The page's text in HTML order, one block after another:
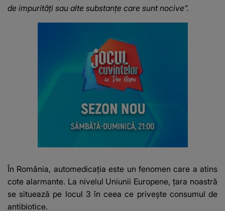
de impurități sau alte substanțe care sunt nocive”.
În România, automedicația este un fenomen care a atins
cote alarmante. La nivelul Uniunii Europene, țara noastră
se situează pe locul 3 în ceea ce privește consumul de
antibiotice.